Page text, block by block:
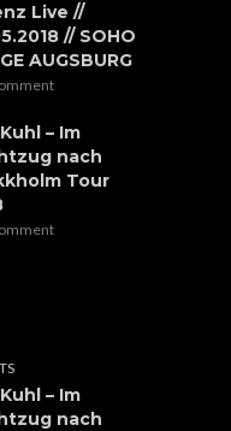
Live //
// SOHO
AUGSBURG
– Im
nach
Tour
– Im
nach